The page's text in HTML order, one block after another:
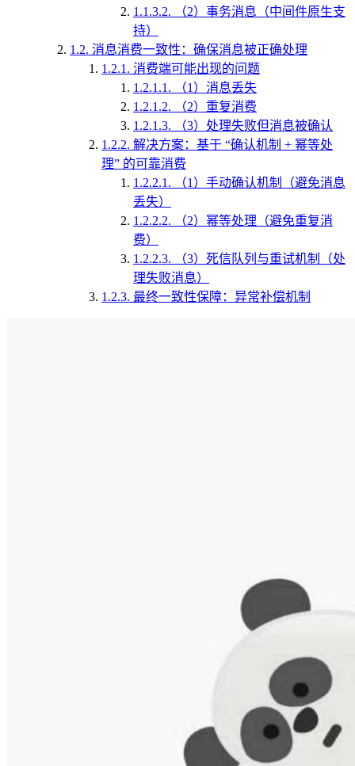
1.1.3.2.
（2）事务消息（中间件原生支
持）
1.2. 消息消费一致性：确保消息被正确处理
1.2.1. 消费端可能出现的问题
1.2.1.1.
（1）消息丢失
1.2.1.2.
（2）重复消费
1.2.1.3.
（3）处理失败但消息被确认
1.2.2. 解决方案：基于 “确认机制 + 幂等处
理” 的可靠消费
1.2.2.1.
（1）手动确认机制（避免消息
丢失）
1.2.2.2.
（2）幂等处理（避免重复消
费）
1.2.2.3.
（3）死信队列与重试机制（处
理失败消息）
1.2.3. 最终一致性保障：异常补偿机制